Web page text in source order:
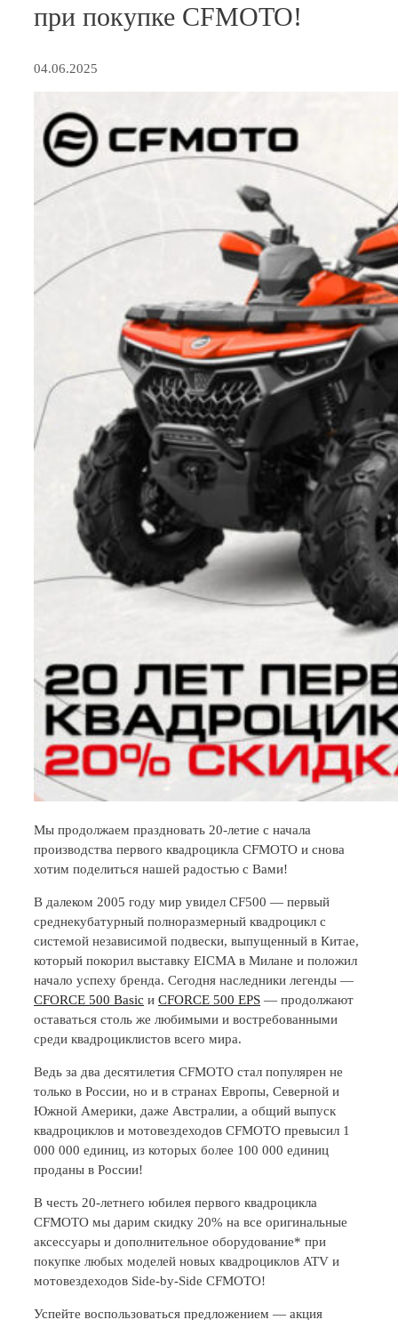
при покупке CFMOTO!
04.06.2025
Мы продолжаем праздновать 20-летие с начала
производства первого квадроцикла CFMOTO и снова
хотим поделиться нашей радостью с Вами!
В далеком 2005 году мир увидел CF500 — первый
среднекубатурный полноразмерный квадроцикл с
системой независимой подвески, выпущенный в Китае,
который покорил выставку EICMA в Милане и положил
начало успеху бренда. Сегодня наследники легенды —
CFORCE 500 Basic и CFORCE 500 EPS — продолжают
оставаться столь же любимыми и востребованными
среди квадроциклистов всего мира.
Ведь за два десятилетия CFMOTO стал популярен не
только в России, но и в странах Европы, Северной и
Южной Америки, даже Австралии, а общий выпуск
квадроциклов и мотовездеходов CFMOTO превысил 1
000 000 единиц, из которых более 100 000 единиц
проданы в России!
В честь 20-летнего юбилея первого квадроцикла
CFMOTO мы дарим скидку 20% на все оригинальные
аксессуары и дополнительное оборудование* при
покупке любых моделей новых квадроциклов ATV и
мотовездеходов Side-by-Side CFMOTO!
Успейте воспользоваться предложением — акция